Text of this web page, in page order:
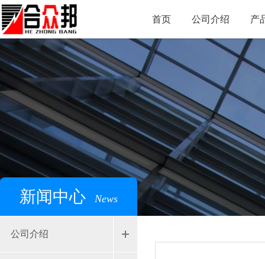
首页 公司介绍 产
新闻中心 News
公司介绍